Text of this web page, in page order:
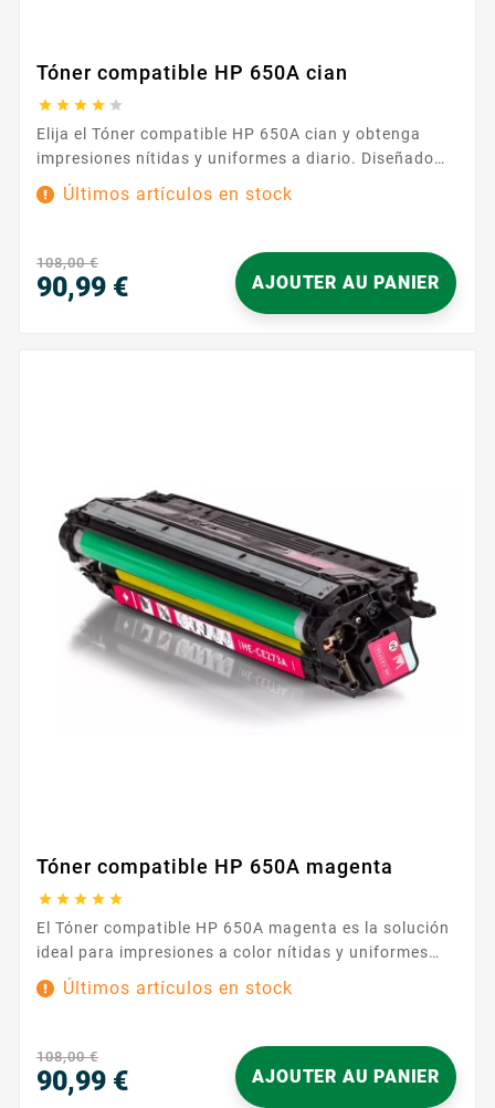
Tóner compatible HP 650A cian
    
Elija el Tóner compatible HP 650A cian y obtenga
impresiones nítidas y uniformes a diario. Diseñado
para impresoras que utilizan la referencia HP 650A ,
este consumible ofrece una reproducción fiel de los
y materiales de comunicación. Su tonalidad cian
aporta profundidad y equilibrio a...
Últimos artículos en stock
108,00 €
90,99 € AJOUTER AU PANIER
Tóner compatible HP 650A magenta
    
El Tóner compatible HP 650A magenta es la solución
ideal para impresiones a color nítidas y uniformes
tanto en la oficina como en casa. Diseñado para
sustituir la referencia HP 650A, reproduce tonos
informes, presentaciones y materiales de marketing.
Disfrutas de una calidad de impresión fiable en
cada...
Últimos artículos en stock
108,00 €
90,99 € AJOUTER AU PANIER